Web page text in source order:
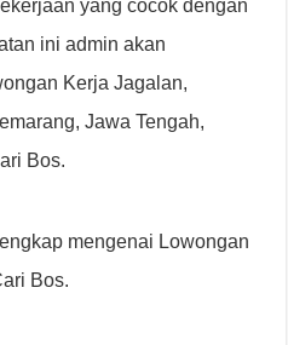
yang cocok dengan
ini admin akan
Kerja Jagalan,
Jawa Tengah,
Bos.
mengenai Lowongan
Bos.